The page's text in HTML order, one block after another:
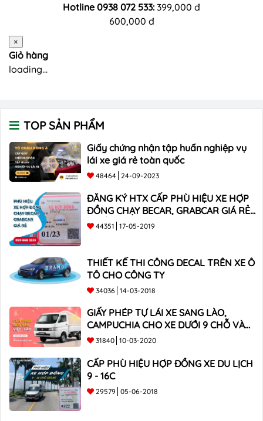
Hotline 0938 072 533:399,000 đ
600,000 đ
×
Giỏ hàng
loading...
TOP SẢN PHẨM
Giấy chứng nhận tập huấn nghiệp vụ
lái xe giá rẻ toàn quốc
48464 24-09-2023
ĐĂNG KÝ HTX CẤP PHÙ HIỆU XE HỢP
ĐỒNG CHẠY BECAR, GRABCAR GIÁ RẺ
NHẤT
44351 17-05-2019
THIẾT KẾ THI CÔNG DECAL TRÊN XE Ô
TÔ CHO CÔNG TY
34036 14-03-2018
GIẤY PHÉP TỰ LÁI XE SANG LÀO,
CAMPUCHIA CHO XE DƯỚI 9 CHỖ VÀ
XE BÁN TẢI
31840 10-03-2020
CẤP PHÙ HIỆU HỢP ĐỒNG XE DU LỊCH
9 - 16C
29579 05-06-2018